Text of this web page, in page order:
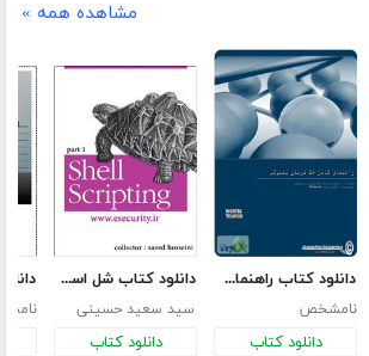
مشاهده همه »
دانلود کتاب راهنمای کامل خط فرمان لینوکس
نامشخص
دانلود کتاب
دانلود کتاب شل اسکریپت نویسی در لینوکس - جلد 1
سید سعید حسینی
دانلود کتاب